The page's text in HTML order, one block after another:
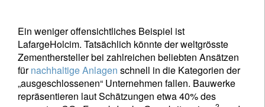
Ein weniger offensichtliches Beispiel ist
LafargeHolcim. Tatsächlich könnte der weltgrösste
Zementhersteller bei zahlreichen beliebten Ansätzen
fürnachhaltige Anlagen schnell in die Kategorien der
„ausgeschlossenen“ Unternehmen fallen. Bauwerke
repräsentieren laut Schätzungen etwa 40% des